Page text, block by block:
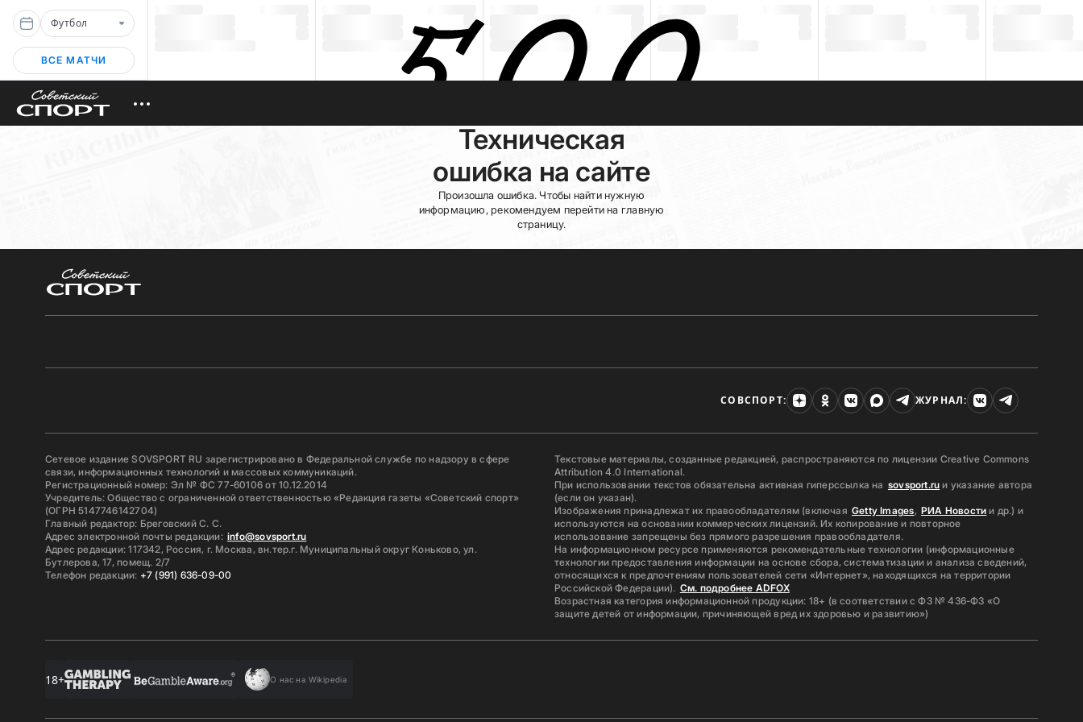
Футбол
ВСЕ МАТЧИ
Техническая
ошибка на сайте
Произошла ошибка. Чтобы найти нужную
информацию, рекомендуем перейти на главную
страницу.
СОВСПОРТ: ЖУРНАЛ:
Сетевое издание SOVSPORT RU зарегистрировано в Федеральной службе по надзору в сфере
связи, информационных технологий и массовых коммуникаций.
Регистрационный номер: Эл № ФС 77-60106 от 10.12.2014
Учредитель: Общество с ограниченной ответственностью «Редакция газеты «Советский спорт»
(ОГРН 5147746142704)
Главный редактор: Бреговский С. С.
Адрес электронной почты редакции: info@sovsport.ru
Адрес редакции: 117342, Россия, г. Москва, вн.тер.г. Муниципальный округ Коньково, ул.
Бутлерова, 17, помещ. 2/7
Телефон редакции: +7 (991) 636-09-00
Текстовые материалы, созданные редакцией, распространяются по лицензии Creative Commons
Attribution 4.0 International.
При использовании текстов обязательна активная гиперссылка на sovsport.ru и указание автора
(если он указан).
Изображения принадлежат их правообладателям (включая Getty Images, РИА Новости и др.) и
используются на основании коммерческих лицензий. Их копирование и повторное
использование запрещены без прямого разрешения правообладателя.
На информационном ресурсе применяются рекомендательные технологии (информационные
технологии предоставления информации на основе сбора, систематизации и анализа сведений,
относящихся к предпочтениям пользователей сети «Интернет», находящихся на территории
Российской Федерации). См. подробнее ADFOX
Возрастная категория информационной продукции: 18+ (в соответствии с ФЗ № 436-ФЗ «О
защите детей от информации, причиняющей вред их здоровью и развитию»)
18+ О нас на Wikipedia